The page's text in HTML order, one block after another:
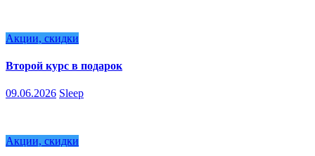
Акции, скидки
Второй курс в подарок
09.06.2026 Sleep
Акции, скидки